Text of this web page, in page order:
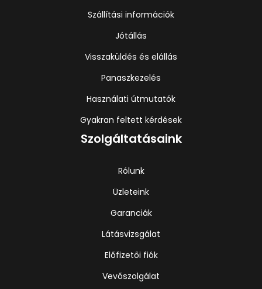
Szállítási információk
Jótállás
Visszaküldés és elállás
Panaszkezelés
Használati útmutatók
Gyakran feltett kérdések
Szolgáltatásaink
Rólunk
Üzleteink
Garanciák
Látásvizsgálat
Előfizetői fiók
Vevőszolgálat